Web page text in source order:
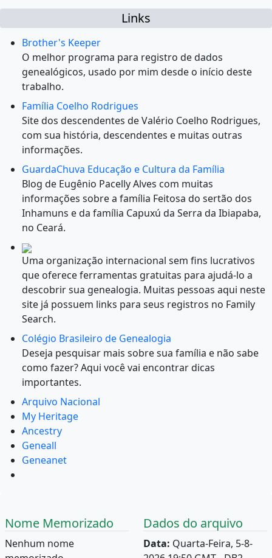
Links
Brother's Keeper
O melhor programa para registro de dados
genealógicos, usado por mim desde o início deste
trabalho.
Família Coelho Rodrigues
Site dos descendentes de Valério Coelho Rodrigues,
com sua história, descendentes e muitas outras
informações.
GuardaChuva Educação e Cultura da Família
Blog de Eugênio Pacelly Alves com muitas
informações sobre a família Feitosa do sertão dos
Inhamuns e da família Capuxú da Serra da Ibiapaba,
no Ceará.
Uma organização internacional sem fins lucrativos
que oferece ferramentas gratuitas para ajudá-lo a
descobrir sua genealogia. Muitas pessoas aqui neste
site já possuem links para seus registros no Family
Search.
Colégio Brasileiro de Genealogia
Deseja pesquisar mais sobre sua família e não sabe
como fazer? Aqui você vai encontrar dicas
importantes.
Arquivo Nacional
My Heritage
Ancestry
Geneall
Geneanet
Nome Memorizado
Nenhum nome
Dados do arquivo
Data: Quarta-Feira, 5-8-